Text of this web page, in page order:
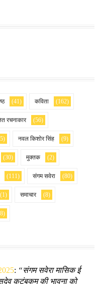
(41) कविता (162)
रचनाकार (56)
नवल किशोर सिंह (9)
(30) मुक्तक (2)
(111) संगम सवेरा (80)
(1) समाचार (8)
: “संगम सवेरा मासिक ई
कुटुंबकम की भावना को